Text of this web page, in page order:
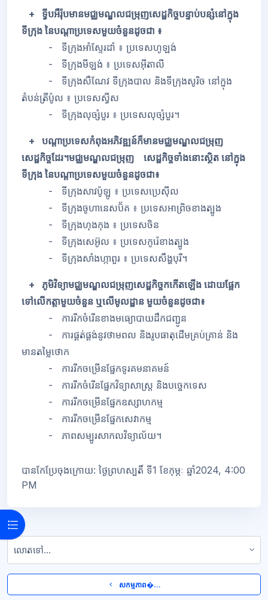
Open course index
+ ទ្វីបអឺរ៉ុបមានមជ្ឈមណ្ឌលជម្រុញសេដ្ឋកិច្ចបន្ទាប់បន្សំនៅក្នុង
ទីក្រុង នៃបណ្តាប្រទេសមួយចំនួនដូចជា ៖
- ទីក្រុងអាំស្ទែរដាំ ៖ ប្រទេសហូឡង់
- ទីក្រុងមីឡង់ ៖ ប្រទេសអ៊ីតាលី
- ទីក្រុងសឺណែវ ទីក្រុងបាល និងទីក្រុងសូរិច នៅក្នុង
តំបន់ត្រីប៉ូល ៖ ប្រទេសស្វីស
- ទីក្រុងលុច្សំបួរ ៖ ប្រទេសលុច្សំបួរ។
+ បណ្តាប្រទេសកំពុងអភិវឌ្ឍន៍ក៏មានមជ្ឈមណ្ឌលជម្រុញ
សេដ្ឋកិច្ចដែរ។មជ្ឈមណ្ឌលជម្រុញ សេដ្ឋកិច្ចទាំងនោះស្ថិត នៅក្នុង
ទីក្រុង នៃបណ្តាប្រទេសមួយចំនួនដូចជា៖
- ទីក្រុងសាវប៉ូឡូ ៖ ប្រទេសប្រេស៊ីល
- ទីក្រុងចូហានេសប៊័គ ៖ ប្រទេសអាព្រិចខាងត្បូង
- ទីក្រុងហុងកុង ៖ ប្រទេសចិន
- ទីក្រុងសេអ៊ូល ៖ ប្រទេសកូរ៉េខាងត្បូង
- ទីក្រុងសាំងហ្កាពួរ ៖ ប្រទេសសឹង្ហបុរី។
+ ភូមិវិទ្យាមជ្ឈមណ្ឌលជម្រុញសេដ្ឋកិច្ចកកើតឡើង ដោយផ្អែក
ទៅលើកត្តាមួយចំនួន ឬលើមូលដ្ឋាន មួយចំនួនដូចជា៖
- ការរីកចំរើនខាងមធ្យោបាយដឹកជញ្ជូន
- ការផ្គត់ផ្គង់នូវថាមពល និងរូបធាតុដើមគ្រប់គ្រាន់ និង
មានតម្លៃថោក
- ការរីកចម្រើនផ្នែកទូរគមនាគមន៍
- ការរីកចំរើនផ្នែកវិទ្យាសាស្រ្ត និងបច្ចេកទេស
- ការរីកចម្រើនផ្នែកឧស្សាហកម្ម
- ការរីកចម្រើនផ្នែកសេវាកម្ម
- ភាពសម្បូរសាកលវិទ្យាល័យ។
បានកែប្រែចុងក្រោយ: ថ្ងៃព្រហស្បតិ៍ ទី1 ខែកុម្ភៈ ឆ្នាំ2024, 4:00
PM
  សកម្មភាព�...